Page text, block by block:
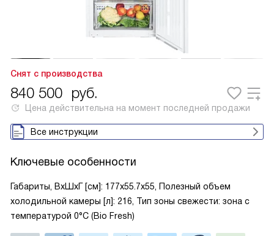
Снят с производства
840 500 руб.
Цена действительна на момент последней продажи
Все инструкции
Ключевые особенности
Габариты, ВxШxГ [см]: 177x55.7x55, Полезный объем
холодильной камеры [л]: 216, Тип зоны свежести: зона с
температурой 0°C (Bio Fresh)